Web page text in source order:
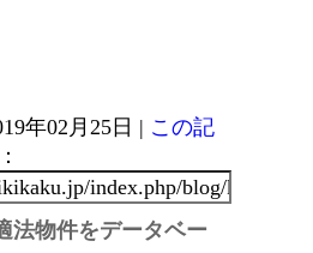
年02月25日 | この記
：
法物件をデータベー